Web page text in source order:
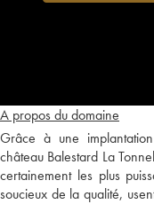
A propos du domaine
Grâce à une
château Balestard La
certainement les plus
soucieux de la qualité,